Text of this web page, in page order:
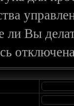
ли Вы